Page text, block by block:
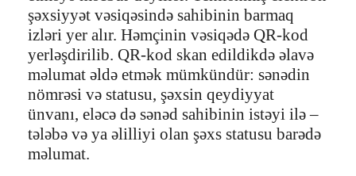
şəxsiyyət vəsiqəsində sahibinin barmaq
izləri yer alır. Həmçinin vəsiqədə QR-kod
yerləşdirilib. QR-kod skan edildikdə əlavə
məlumat əldə etmək mümkündür: sənədin
nömrəsi və statusu, şəxsin qeydiyyat
ünvanı, eləcə də sənəd sahibinin istəyi ilə –
tələbə və ya əlilliyi olan şəxs statusu barədə
məlumat.